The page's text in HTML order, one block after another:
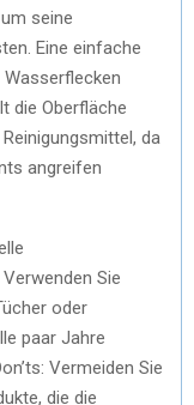
seine
Eine einfache
die Oberfläche
da
angreifen
Sie
oder
paar Jahre
Vermeiden Sie
die die